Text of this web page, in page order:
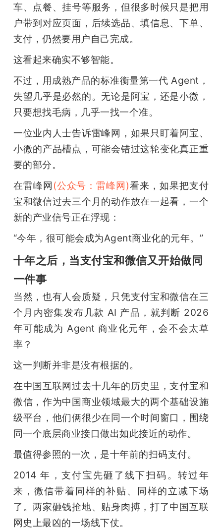
GAIR
爱
搞
车、点餐、挂号等服务，但很多时候只是把用
户带到对应页面，后续选品、填信息、下单、
支付，仍然要用户自己完成。
这看起来确实不够智能。
不过，用成熟产品的标准衡量第一代 Agent，
失望几乎是必然的。无论是阿宝，还是小微，
只要想找毛病，几乎一找一个准。
一位业内人士告诉雷峰网，如果只盯着阿宝、
小微的产品槽点，可能会错过这轮变化真正重
要的部分。
在雷峰网 (公众号：雷峰网)看来，如果把支付
宝和微信过去三个月的动作放在一起看，一个
新的产业信号正在浮现：
“今年，很可能会成为Agent商业化的元年。”
十年之后，当支付宝和微信又开始做同
一件事
当然，也有人会质疑，只凭支付宝和微信在三
个月内密集发布几款 AI 产品，就判断 2026
年可能成为 Agent 商业化元年，会不会太草
率？
这一判断并非是没有根据的。
在中国互联网过去十几年的历史里，支付宝和
微信，作为中国商业领域最大的两个基础设施
级平台，他们俩很少在同一个时间窗口，围绕
同一个底层商业接口做出如此接近的动作。
最值得参照的一次，是十年前的扫码支付。
2014 年，支付宝先砸了线下扫码。转过年
来，微信带着同样的补贴、同样的立减下场
了。两家砸钱抢地、贴身肉搏，打了中国互联
网史上最凶的一场线下仗。